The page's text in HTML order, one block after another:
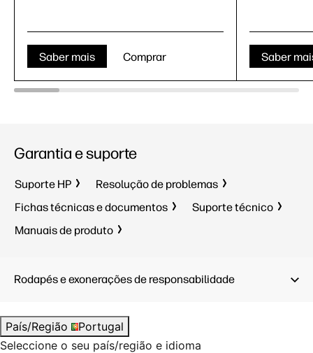
Saber mais Comprar Saber
Garantia e suporte
Suporte HP
Resolução de problemas
Fichas técnicas e documentos
Suporte técnico
Manuais de produto
Rodapés e exonerações de responsabilidade
País/Região
Portugal
Seleccione o seu país/região e idioma